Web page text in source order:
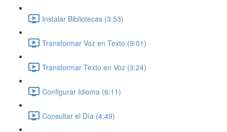
Instalar Bibliotecas (3:53)
Transformar Voz en Texto (9:01)
Transformar Texto en Voz (3:24)
Configurar Idioma (6:11)
Consultar el Día (4:49)